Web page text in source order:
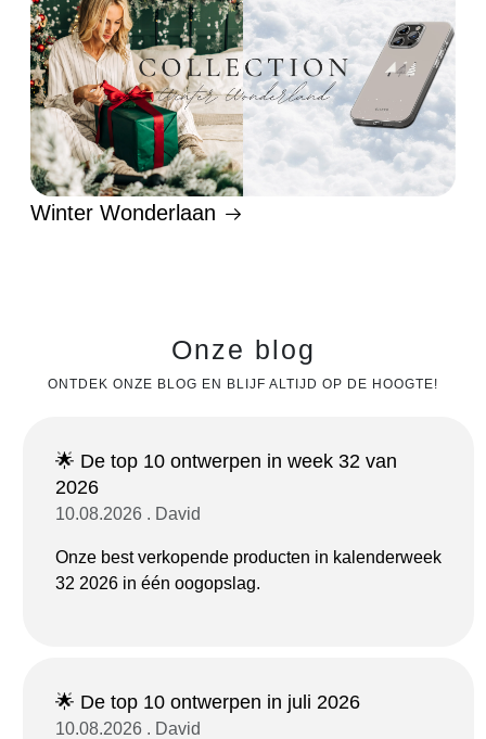
Winter Wonderlaan
Onze blog
ONTDEK ONZE BLOG EN BLIJF ALTIJD OP DE HOOGTE!
🌟 De top 10 ontwerpen in week 32 van
2026
10.08.2026 . David
Onze best verkopende producten in kalenderweek
32 2026 in één oogopslag.
🌟 De top 10 ontwerpen in juli 2026
10.08.2026 . David